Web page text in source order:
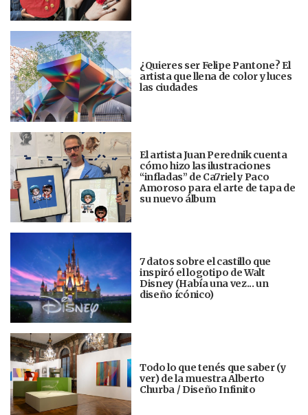
¿Quieres ser Felipe Pantone? El
artista que llena de color y luces
las ciudades
El artista Juan Perednik cuenta
cómo hizo las ilustraciones
“infladas” de Ca7riel y Paco
Amoroso para el arte de tapa de
su nuevo álbum
7 datos sobre el castillo que
inspiró el logotipo de Walt
Disney (Había una vez... un
diseño ícónico)
Todo lo que tenés que saber (y
ver) de la muestra Alberto
Churba / Diseño Infinito